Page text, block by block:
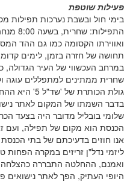
פעילות שוטפת
בימי חול ובשבת נערכות תפילות
ואווירתו הקסומה כמו גם ההד
תחושה של חזרה בזמן, לימים
במרחב העכשווי של העיר
שחרית ממתינים למתפללים עוגה
גולת
בדבר השמתו של המקום לאתר
שלומי בובליל מדובר היה בצעד
הכנסת הוא מקום של תפילה, ועם
אנו חוזים בדעיכתם של בתי
ליזמי נדל"ן זריזים במקרה
ואמנם, ההחלטה התבררה כהצלחה
היופי העתיק, הפך לאתר נישואים